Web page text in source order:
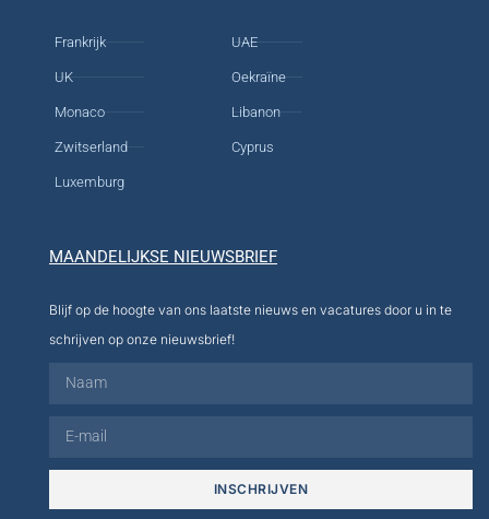
Frankrijk
UK
Monaco
Zwitserland
Luxemburg
UAE
Oekraïne
Libanon
Cyprus
MAANDELIJKSE NIEUWSBRIEF
Blijf op de hoogte van ons laatste nieuws en vacatures door u in te
schrijven op onze nieuwsbrief!
INSCHRIJVEN